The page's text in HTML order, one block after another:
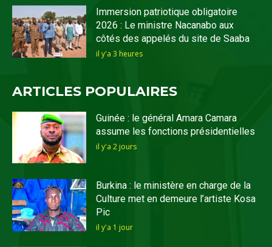
Immersion patriotique obligatoire
2026 : Le ministre Nacanabo aux
côtés des appelés du site de Saaba
il y'a 3 heures
ARTICLES POPULAIRES
Guinée : le général Amara Camara
assume les fonctions présidentielles
il y'a 2 jours
Burkina : le ministère en charge de la
Culture met en demeure l’artiste Kosa
Pic
il y'a 1 jour